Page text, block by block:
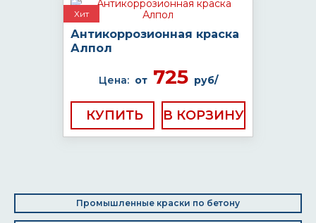
Хит
Антикоррозионная краска
Алпол
Цена: от725 руб/
КУПИТЬ
Промышленные краски по бетону